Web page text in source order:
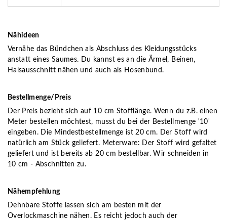
Nähideen
Vernähe das Bündchen als Abschluss des Kleidungsstücks
anstatt eines Saumes. Du kannst es an die Ärmel, Beinen,
Halsausschnitt nähen und auch als Hosenbund.
Bestellmenge/Preis
Der Preis bezieht sich auf 10 cm Stofflänge. Wenn du z.B. einen
Meter bestellen möchtest, musst du bei der Bestellmenge '10'
eingeben. Die Mindestbestellmenge ist 20 cm. Der Stoff wird
natürlich am Stück geliefert. Meterware: Der Stoff wird gefaltet
geliefert und ist bereits ab 20 cm bestellbar. Wir schneiden in
10 cm - Abschnitten zu.
Nähempfehlung
Dehnbare Stoffe lassen sich am besten mit der
Overlockmaschine nähen. Es reicht jedoch auch der